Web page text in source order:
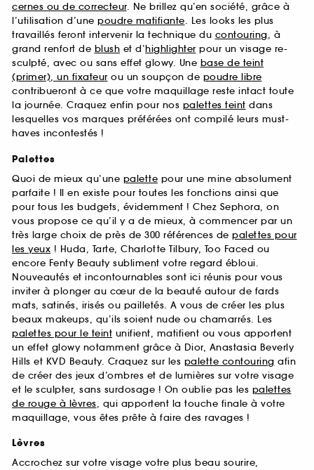
cernes ou de correcteur. Ne brillez qu’en société, grâce à
l’utilisation d’une poudre matifiante. Les looks les plus
travaillés feront intervenir la technique du contouring, à
grand renfort de blush et d’highlighter pour un visage re-
sculpté, avec ou sans effet glowy. Une base de teint
(primer), un fixateur ou un soupçon de poudre libre
contribueront à ce que votre maquillage reste intact toute
la journée. Craquez enfin pour nos palettes teint dans
lesquelles vos marques préférées ont compilé leurs must-
haves incontestés !
Palettes
Quoi de mieux qu’une palette pour une mine absolument
parfaite ! Il en existe pour toutes les fonctions ainsi que
pour tous les budgets, évidemment ! Chez Sephora, on
vous propose ce qu’il y a de mieux, à commencer par un
très large choix de près de 300 références de palettes pour
les yeux ! Huda, Tarte, Charlotte Tilbury, Too Faced ou
encore Fenty Beauty subliment votre regard ébloui.
Nouveautés et incontournables sont ici réunis pour vous
inviter à plonger au cœur de la beauté autour de fards
mats, satinés, irisés ou pailletés. A vous de créer les plus
beaux makeups, qu’ils soient nude ou chamarrés. Les
palettes pour le teint unifient, matifient ou vous apportent
un effet glowy notamment grâce à Dior, Anastasia Beverly
Hills et KVD Beauty. Craquez sur les palette contouring afin
de créer des jeux d’ombres et de lumières sur votre visage
et le sculpter, sans surdosage ! On oublie pas les palettes
de rouge à lèvres, qui apportent la touche finale à votre
maquillage, vous êtes prête à faire des ravages !
Lèvres
Accrochez sur votre visage votre plus beau sourire,